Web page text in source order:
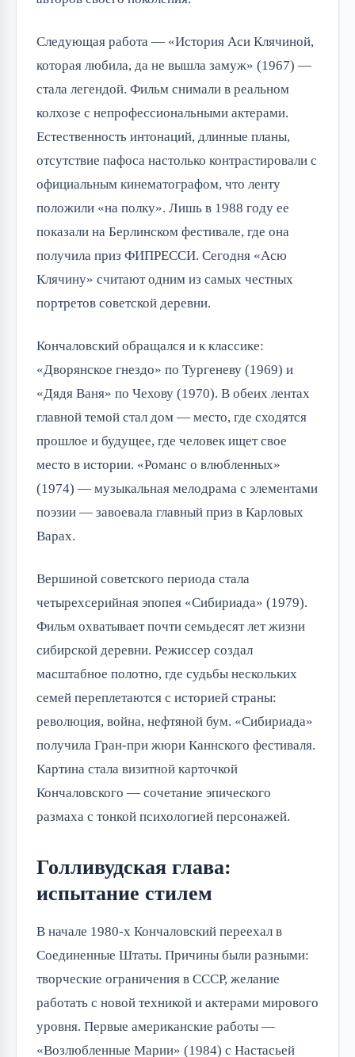
Следующая работа — «История Аси Клячиной,
которая любила, да не вышла замуж» (1967) —
стала легендой. Фильм снимали в реальном
колхозе с непрофессиональными актерами.
Естественность интонаций, длинные планы,
отсутствие пафоса настолько контрастировали с
официальным кинематографом, что ленту
положили «на полку». Лишь в 1988 году ее
показали на Берлинском фестивале, где она
получила приз ФИПРЕССИ. Сегодня «Асю
Клячину» считают одним из самых честных
портретов советской деревни.
Кончаловский обращался и к классике:
«Дворянское гнездо» по Тургеневу (1969) и
«Дядя Ваня» по Чехову (1970). В обеих лентах
главной темой стал дом — место, где сходятся
прошлое и будущее, где человек ищет свое
место в истории. «Романс о влюбленных»
(1974) — музыкальная мелодрама с элементами
поэзии — завоевала главный приз в Карловых
Варах.
Вершиной советского периода стала
четырехсерийная эпопея «Сибириада» (1979).
Фильм охватывает почти семьдесят лет жизни
сибирской деревни. Режиссер создал
масштабное полотно, где судьбы нескольких
семей переплетаются с историей страны:
революция, война, нефтяной бум. «Сибириада»
получила Гран-при жюри Каннского фестиваля.
Картина стала визитной карточкой
Кончаловского — сочетание эпического
размаха с тонкой психологией персонажей.
Голливудская глава:
испытание стилем
В начале 1980-х Кончаловский переехал в
Соединенные Штаты. Причины были разными:
творческие ограничения в СССР, желание
работать с новой техникой и актерами мирового
уровня. Первые американские работы —
«Возлюбленные Марии» (1984) с Настасьей